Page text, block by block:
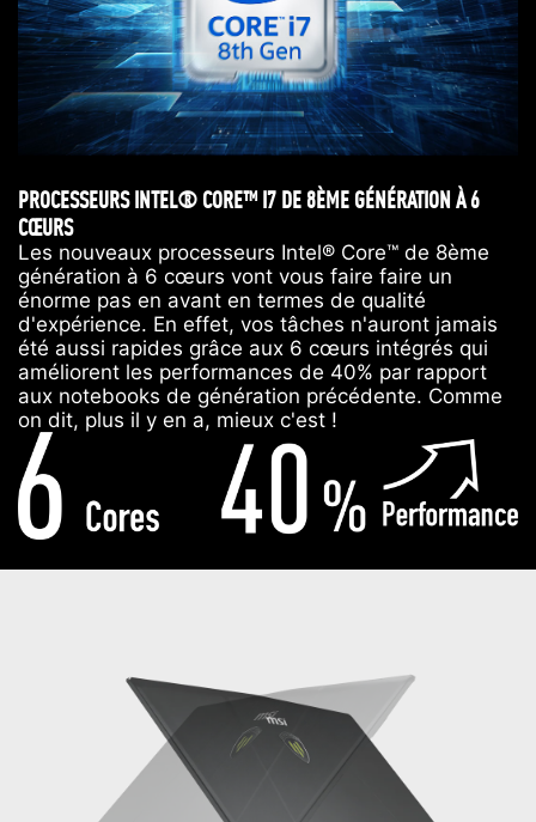
PROCESSEURS INTEL® CORE™ I7 DE 8ÈME GÉNÉRATION À 6
CŒURS
Les nouveaux processeurs Intel® Core™ de 8ème
génération à 6 cœurs vont vous faire faire un
énorme pas en avant en termes de qualité
d'expérience. En effet, vos tâches n'auront jamais
été aussi rapides grâce aux 6 cœurs intégrés qui
améliorent les performances de 40% par rapport
aux notebooks de génération précédente. Comme
on dit, plus il y en a, mieux c'est !